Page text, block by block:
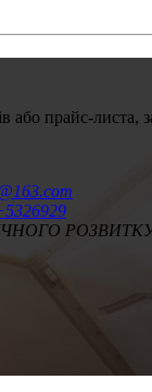
прайс-листа,